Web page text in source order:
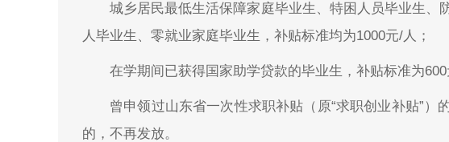
城乡居民最低生活保障家庭毕业生、特困人员毕业生、
人毕业生、零就业家庭毕业生，补贴标准均为1000元/人；
在学期间已获得国家助学贷款的毕业生，补贴标准为600
曾申领过山东省一次性求职补贴（原“求职创业补贴”）
的，不再发放。